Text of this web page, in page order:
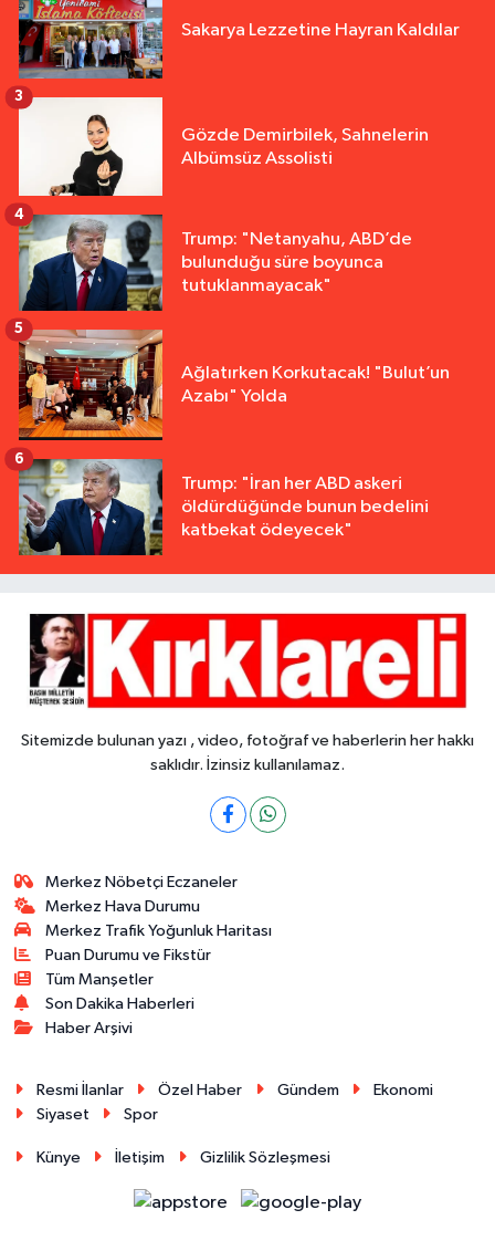
Sakarya Lezzetine Hayran Kaldılar
Gözde Demirbilek, Sahnelerin
Albümsüz Assolisti
3
Trump: "Netanyahu, ABD’de
bulunduğu süre boyunca
tutuklanmayacak"
4
Ağlatırken Korkutacak! "Bulut’un
Azabı" Yolda
5
Trump: "İran her ABD askeri
öldürdüğünde bunun bedelini
katbekat ödeyecek"
6
Sitemizde bulunan yazı , video, fotoğraf ve haberlerin her hakkı
saklıdır. İzinsiz kullanılamaz.
Merkez Nöbetçi Eczaneler
Merkez Hava Durumu
Merkez Trafik Yoğunluk Haritası
Puan Durumu ve Fikstür
Tüm Manşetler
Son Dakika Haberleri
Haber Arşivi
Resmi İlanlar Özel Haber Gündem
Ekonomi
Siyaset
Spor
Künye İletişim Gizlilik Sözleşmesi